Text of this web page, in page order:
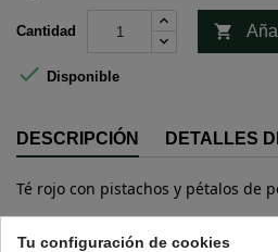
Cantidad 
 Disponible
DESCRIPCIÓN DETALLES
Té rojo con pistachos y pétalos de
16 OTROS PRODUCTOS EN LA
Tu configuración de cookies